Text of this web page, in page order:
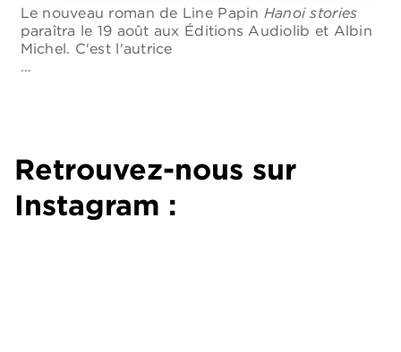
Le nouveau roman de Line Papin Hanoi stories
paraîtra le 19 août aux Éditions Audiolib et Albin
Michel. C'est l'autrice
…
Retrouvez-nous sur
Instagram :